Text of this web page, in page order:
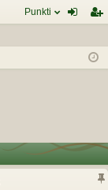
Punkti
ist